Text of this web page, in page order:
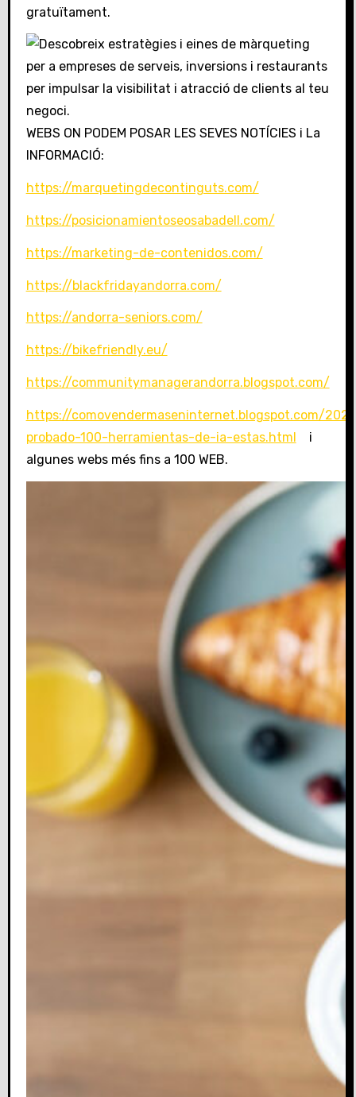
gratuïtament.
WEBS ON PODEM POSAR LES SEVES NOTÍCIES i La
INFORMACIÓ:
https://marquetingdecontinguts.com/
https://posicionamientoseosabadell.com/
https://marketing-de-contenidos.com/
https://blackfridayandorra.com/
https://andorra-seniors.com/
https://bikefriendly.eu/
https://communitymanagerandorra.blogspot.com/
https://comovendermaseninternet.blogspot.com/
probado-100-herramientas-de-ia-estas.html i
algunes webs més fins a 100 WEB.